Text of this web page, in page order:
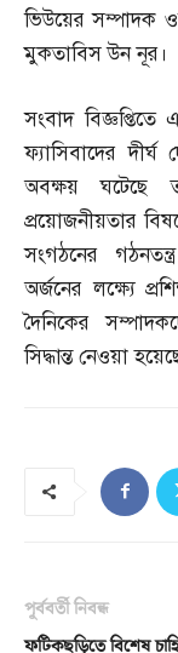
ভিউয়ের সম্পাদক
মুকতাবিস উন নূর।
সংবাদ
ফ্যাসিবাদের
অবক্ষয় ঘটেছে
প্রয়োজনীয়তার
সংগঠনের
অর্জনের লক্ষ্যে
দৈনিকের
সিদ্ধান্ত নেওয়া
পূর্ববর্তী নিবন্ধ
ফটিকছড়িতে বিশেষ